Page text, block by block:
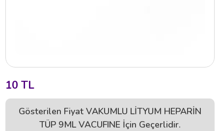
10 TL
Gösterilen Fiyat VAKUMLU LİTYUM HEPARİN
TÜP 9ML VACUFINE İçin Geçerlidir.